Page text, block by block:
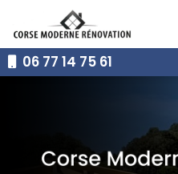
contenu
principal06 77 14 75 61